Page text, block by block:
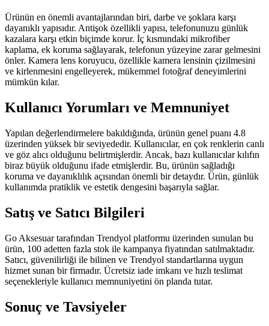
Ürünün en önemli avantajlarından biri, darbe ve şoklara karşı
dayanıklı yapısıdır. Antişok özellikli yapısı, telefonunuzu günlük
kazalara karşı etkin biçimde korur. İç kısmındaki mikrofiber
kaplama, ek koruma sağlayarak, telefonun yüzeyine zarar gelmesini
önler. Kamera lens koruyucu, özellikle kamera lensinin çizilmesini
ve kirlenmesini engelleyerek, mükemmel fotoğraf deneyimlerini
mümkün kılar.
Kullanıcı Yorumları ve Memnuniyet
Yapılan değerlendirmelere bakıldığında, ürünün genel puanı 4.8
üzerinden yüksek bir seviyededir. Kullanıcılar, en çok renklerin canlı
ve göz alıcı olduğunu belirtmişlerdir. Ancak, bazı kullanıcılar kılıfın
biraz büyük olduğunu ifade etmişlerdir. Bu, ürünün sağladığı
koruma ve dayanıklılık açısından önemli bir detaydır. Ürün, günlük
kullanımda pratiklik ve estetik dengesini başarıyla sağlar.
Satış ve Satıcı Bilgileri
Go Aksesuar tarafından Trendyol platformu üzerinden sunulan bu
ürün, 100 adetten fazla stok ile kampanya fiyatından satılmaktadır.
Satıcı, güvenilirliği ile bilinen ve Trendyol standartlarına uygun
hizmet sunan bir firmadır. Ücretsiz iade imkanı ve hızlı teslimat
seçenekleriyle kullanıcı memnuniyetini ön planda tutar.
Sonuç ve Tavsiyeler